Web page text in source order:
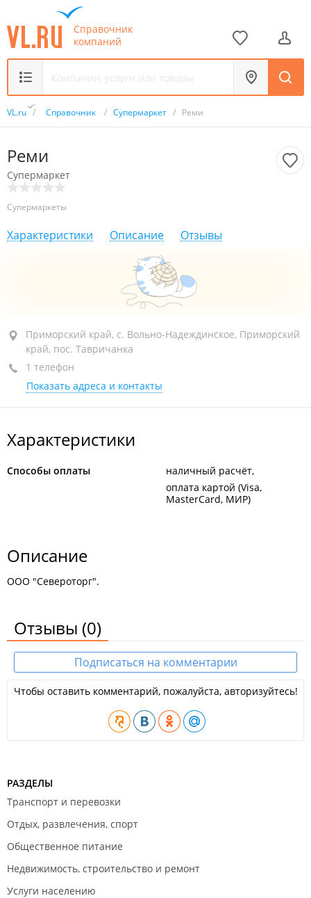
Справочник
компаний
VL.ru / Справочник / Супермаркет / Реми
Реми
Супермаркет
Супермаркеты
Характеристики Описание Отзывы
Приморский край, с. Вольно-Надеждинское, ул.
Железнодорожная, 18
открыто: 08:00–22:00
Приморский край, с. Вольно-Надеждинское, Приморский
край, пос. Тавричанка
1 телефон
Показать адреса и контакты
Характеристики
Способы оплаты
наличный расчёт
оплата картой (Visa,
MasterCard, МИР)
Описание
ООО "Североторг".
Отзывы (0)
Подписаться на комментарии
Чтобы оставить комментарий, пожалуйста, авторизуйтесь!
РАЗДЕЛЫ
Транспорт и перевозки
Отдых, развлечения, спорт
Общественное питание
Недвижимость, строительство и ремонт
Услуги населению